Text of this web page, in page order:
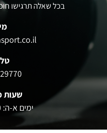
בכל שאלה תרגישו
שעות
ימים א-ה: 9:30-17:00